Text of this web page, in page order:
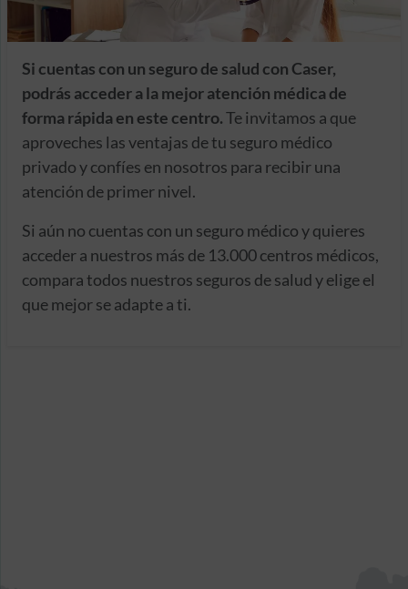
Si cuentas con un seguro de salud con Caser,
podrás acceder a la mejor atención médica de
forma rápida en este centro.Te invitamos a que
aproveches las ventajas de tu seguro médico
privado y confíes en nosotros para recibir una
atención de primer nivel.
Si aún no cuentas con un seguro médico y quieres
acceder a nuestros más de 13.000 centros médicos,
compara todos nuestros seguros de salud y elige el
que mejor se adapte a ti.